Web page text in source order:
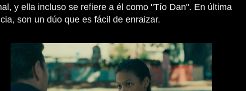
y ella incluso se refiere a él como "Tío Dan". En última
son un dúo que es fácil de enraizar.